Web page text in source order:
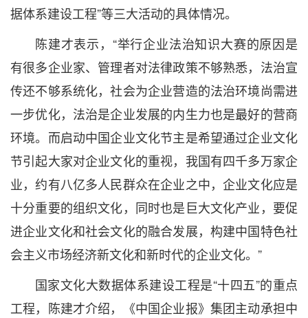
据体系建设工程”等三大活动的具体情况。
陈建才表示，“举行企业法治知识大赛的原因是
有很多企业家、管理者对法律政策不够熟悉，法治宣
传还不够系统化，社会为企业营造的法治环境尚需进
一步优化，法治是企业发展的内生力也是最好的营商
环境。而启动中国企业文化节主是希望通过企业文化
节引起大家对企业文化的重视，我国有四千多万家企
业，约有八亿多人民群众在企业之中，企业文化应是
十分重要的组织文化，同时也是巨大文化产业，要促
进企业文化和社会文化的融合发展，构建中国特色社
会主义市场经济新文化和新时代的企业文化。”
国家文化大数据体系建设工程是“十四五”的重点
工程，陈建才介绍，《中国企业报》集团主动承担中